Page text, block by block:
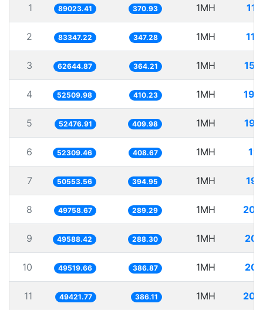
1 89023.41 370.93 1MH
2 83347.22 347.28 1MH
3 62644.87 364.21 1MH
4 52509.98 410.23 1MH
5 52476.91 409.98 1MH
6 52309.46 408.67 1MH
7 50553.56 394.95 1MH
8 49758.67 289.29 1MH
9 49588.42 288.30 1MH
10 49519.66 386.87 1MH
11 49421.77 386.11 1MH